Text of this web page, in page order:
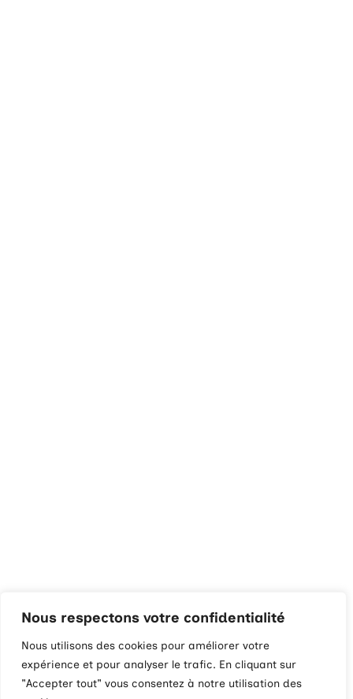
Nous respectons votre confidentialité
Nous utilisons des cookies pour améliorer votre
expérience et pour analyser le trafic. En cliquant sur
"Accepter tout" vous consentez à notre utilisation des